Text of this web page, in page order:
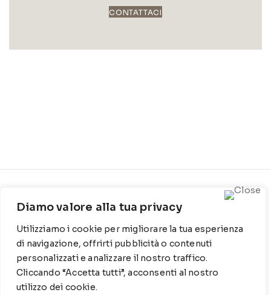
Diamo valore alla tua privacy
Utilizziamo i cookie per migliorare la tua esperienza
di navigazione, offrirti pubblicità o contenuti
personalizzati e analizzare il nostro traffico.
Cliccando “Accetta tutti”, acconsenti al nostro
utilizzo dei cookie.
CONTATTACI
1316 - 70044 Polignano a
mare
T
WZ: 329 6510725
Cookie Policy
Privacy Policy